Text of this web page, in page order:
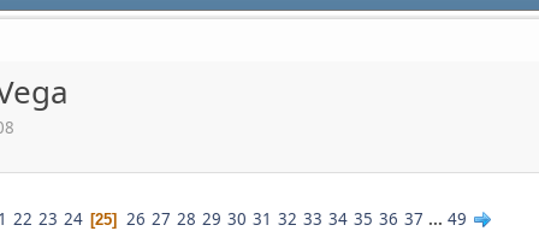
22 23 24 25 26 27 28 29 30 31 32 33 34 35 36 37 ... 49